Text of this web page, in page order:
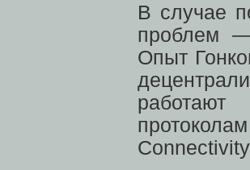
В случае
проблем
Опыт